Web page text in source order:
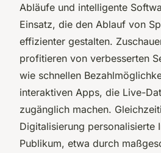
Abläufe und intelligente
Einsatz, die den Ablauf von
effizienter gestalten.
profitieren von verbesserten
wie schnellen
interaktiven Apps, die Live-
zugänglich machen.
Digitalisierung personalisierte
Publikum, etwa durch